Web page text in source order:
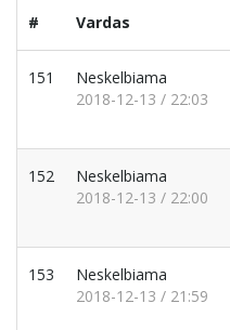
# Vardas
151
Neskelbiama
2018-12-13 / 22:03
152
Neskelbiama
2018-12-13 / 22:00
153
Neskelbiama
2018-12-13 / 21:59